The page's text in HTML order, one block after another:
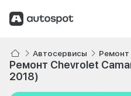
Автосервисы Ремонт
Ремонт Chevrolet
2018)